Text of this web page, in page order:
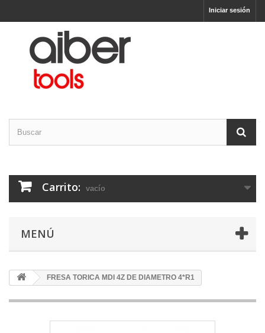
Iniciar sesión
Carrito: vacío
MENÚ
FRESA TORICA MDI 4Z DE DIAMETRO 4*R1